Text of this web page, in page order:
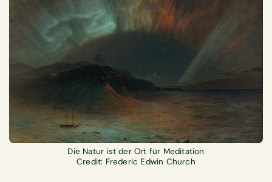
Die Natur ist der Ort für Meditation
Credit: Frederic Edwin Church